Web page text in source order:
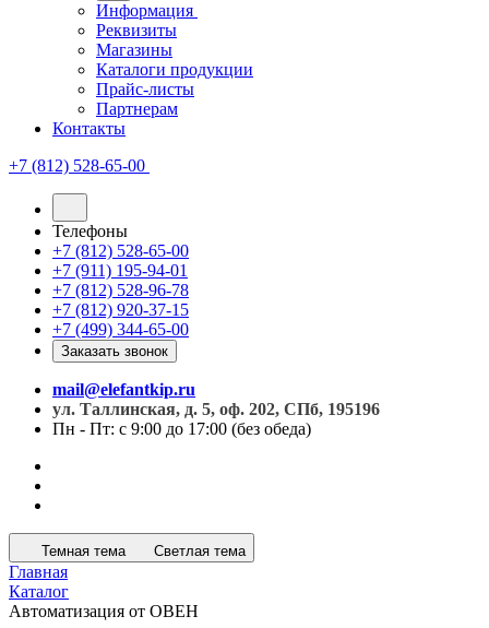
Информация
Реквизиты
Магазины
Каталоги продукции
Прайс-листы
Партнерам
Контакты
+7 (812) 528-65-00
Телефоны
+7 (812) 528-65-00
+7 (911) 195-94-01
+7 (812) 528-96-78
+7 (812) 920-37-15
+7 (499) 344-65-00
Заказать звонок
mail@elefantkip.ru
ул. Таллинская, д. 5, оф. 202, СПб, 195196
Пн - Пт: с 9:00 до 17:00 (без обеда)
Темная тема Светлая тема
Главная
Каталог
Автоматизация от ОВЕН